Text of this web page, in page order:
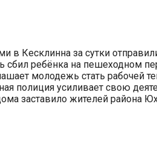
в Кесклинна за сутки
сбил ребёнка на пешеходном
молодежь стать рабочей
полиция усиливает свою
заставило жителей района